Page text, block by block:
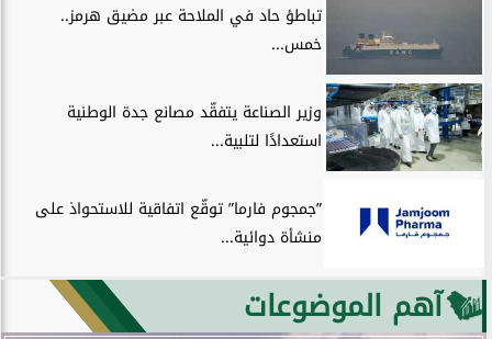
تباطؤ حاد في الملاحة عبر مضيق هرمز..
خمس...
وزير الصناعة يتفقّد مصانع جدة الوطنية
استعدادًا لتلبية...
”جمجوم فارما” توقّع اتفاقية للاستحواذ على
منشأة دوائية...
آهم الموضوعات